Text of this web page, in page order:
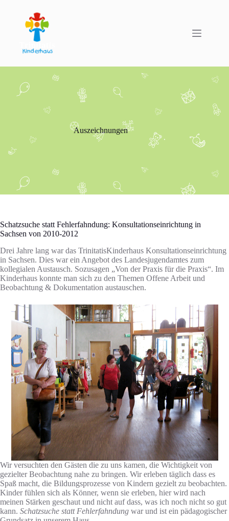
springen
Auszeichnungen
Schatzsuche statt Fehlerfahndung: Konsultationseinrichtung in
Sachsen von 2010-2012
Drei Jahre lang war das TrinitatisKinderhaus Konsultationseinrichtung
in Sachsen. Dies war ein Angebot des Landesjugendamtes zum
kollegialen Austausch. Sozusagen „Von der Praxis für die Praxis“. Im
Kinderhaus konnte man sich zu den Themen Offene Arbeit und
Beobachtung & Dokumentation austauschen.
Wir versuchten den Gästen die zu uns kamen, die Wichtigkeit von
gezielter Beobachtung nahe zu bringen. Wir erleben täglich dass es
Spaß macht, die Bildungsprozesse von Kindern gezielt zu beobachten.
Kinder fühlen sich als Könner, wenn sie erleben, hier wird nach
meinen Stärken geschaut und nicht auf dass, was ich noch nicht so gut
kann. Schatzsuche statt Fehlerfahndung war und ist ein pädagogischer